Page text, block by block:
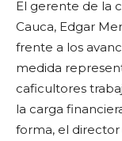
El gerente de la
Cauca, Edgar
frente a los
medida
caficultores
la carga
forma, el